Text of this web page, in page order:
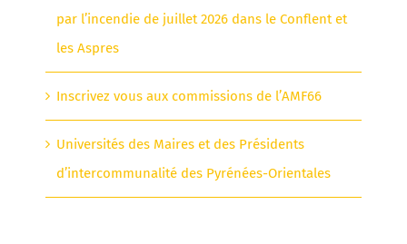
par l’incendie de juillet 2026 dans le Conflent et
les Aspres
Inscrivez vous aux commissions de l’AMF66
Universités des Maires et des Présidents
d’intercommunalité des Pyrénées-Orientales